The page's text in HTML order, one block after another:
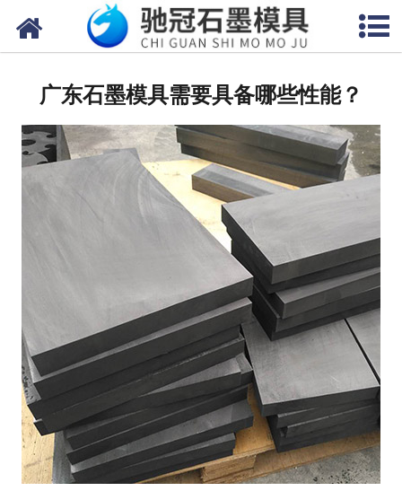
网站首页
新闻中心
联系我们
广东石墨模具需要具备哪些性能？